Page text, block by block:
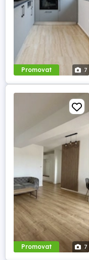
Promovat 7
Promovat 7